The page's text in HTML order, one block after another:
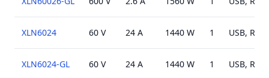
XLN6024 60 V 24 A 1440 W 1 USB,
XLN6024-GL 60 V 24 A 1440 W 1 USB,